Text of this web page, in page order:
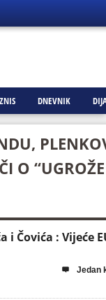
DNEVNIK
O
Čovića : Vijeće
 Jedan